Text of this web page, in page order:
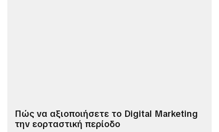
Πώς να αξιοποιήσετε το Digital Marketing
την εορταστική περίοδο